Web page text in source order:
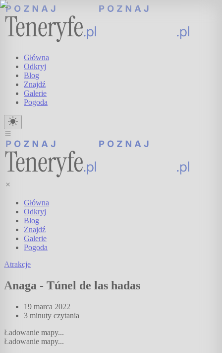
Główna
Odkryj
Blog
Znajdź
Galerie
Pogoda
Główna
Odkryj
Blog
Znajdź
Galerie
Pogoda
Atrakcje
Anaga - Túnel de las hadas
19 marca 2022
3 minuty czytania
Ładowanie mapy...
Ładowanie mapy...